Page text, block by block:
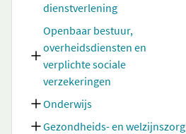
dienstverlening
Openbaar bestuur,
overheidsdiensten en
verplichte sociale
verzekeringen
Onderwijs
Gezondheids- en welzijnszorg